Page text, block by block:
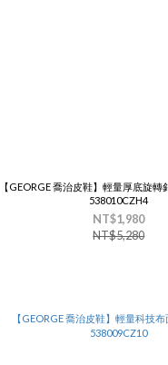
【GEORGE 喬治皮鞋】輕量厚底旋轉
538010CZH4
NT$1,980
NT$5,280